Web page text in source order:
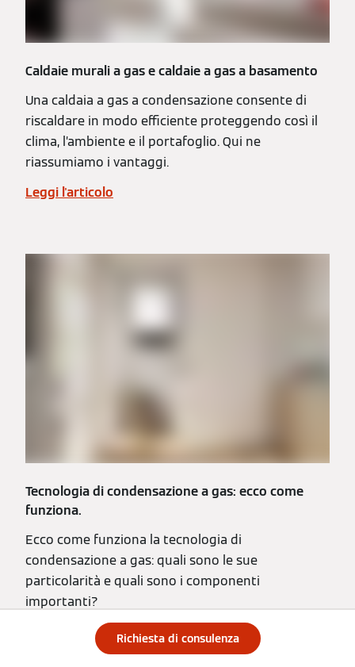
Richiesta di consulenza
Caldaie murali a gas e caldaie a gas a basamento
Una caldaia a gas a condensazione consente di
riscaldare in modo efficiente proteggendo così il
clima, l’ambiente e il portafoglio. Qui ne
riassumiamo i vantaggi.
Leggi l'articolo
Tecnologia di condensazione a gas: ecco come
funziona.
Ecco come funziona la tecnologia di
condensazione a gas: quali sono le sue
particolarità e quali sono i componenti
importanti?
Leggi l'articolo